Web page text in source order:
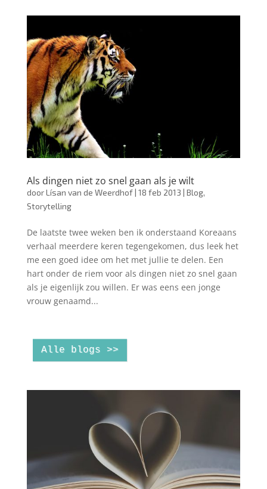
Als dingen niet zo snel gaan als je wilt
doorLísan van de Weerdhof| 18 feb 2013 | Blog,
Storytelling
De laatste twee weken ben ik onderstaand Koreaans
verhaal meerdere keren tegengekomen, dus leek het
me een goed idee om het met jullie te delen. Een
hart onder de riem voor als dingen niet zo snel gaan
als je eigenlijk zou willen. Er was eens een jonge
vrouw genaamd...
Alle blogs >>